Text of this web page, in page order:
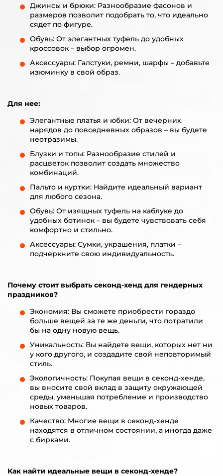
Джинсы и брюки: Разнообразие фасонов и
размеров позволит подобрать то, что идеально
сядет по фигуре.
Обувь: От элегантных туфель до удобных
кроссовок – выбор огромен.
Аксессуары: Галстуки, ремни, шарфы – добавьте
изюминку в свой образ.
Для нее:
Элегантные платья и юбки: От вечерних
нарядов до повседневных образов – вы будете
неотразимы.
Блузки и топы: Разнообразие стилей и
расцветок позволит создать множество
комбинаций.
Пальто и куртки: Найдите идеальный вариант
для любого сезона.
Обувь: От изящных туфель на каблуке до
удобных ботинок – вы будете чувствовать себя
комфортно и стильно.
Аксессуары: Сумки, украшения, платки –
подчеркните свою индивидуальность.
Почему стоит выбрать секонд-хенд для гендерных
праздников?
Экономия: Вы сможете приобрести гораздо
больше вещей за те же деньги, что потратили
бы на одну новую вещь.
Уникальность: Вы найдете вещи, которых нет ни
у кого другого, и создадите свой неповторимый
стиль.
Экологичность: Покупая вещи в секонд-хенде,
вы вносите свой вклад в защиту окружающей
среды, уменьшая потребление и производство
новых товаров.
Качество: Многие вещи в секонд-хенде
находятся в отличном состоянии, а иногда даже
с бирками.
Как найти идеальные вещи в секонд-хенде?